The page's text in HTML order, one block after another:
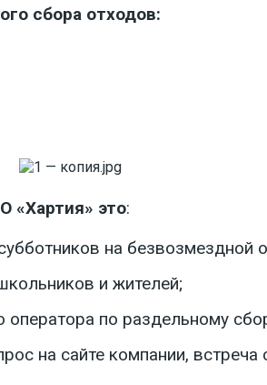
сбора отходов:
«Хартия» это:
на безвозмездной
и жителей;
оператора по раздельному
на сайте компании,